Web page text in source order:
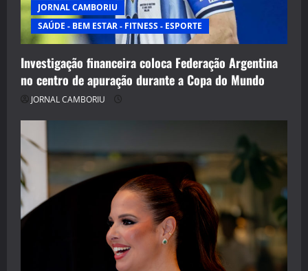
JORNAL CAMBORIU
SAÚDE - BEM ESTAR - FITNESS - ESPORTE
Investigação financeira coloca Federação Argentina
no centro de apuração durante a Copa do Mundo
JORNAL CAMBORIU